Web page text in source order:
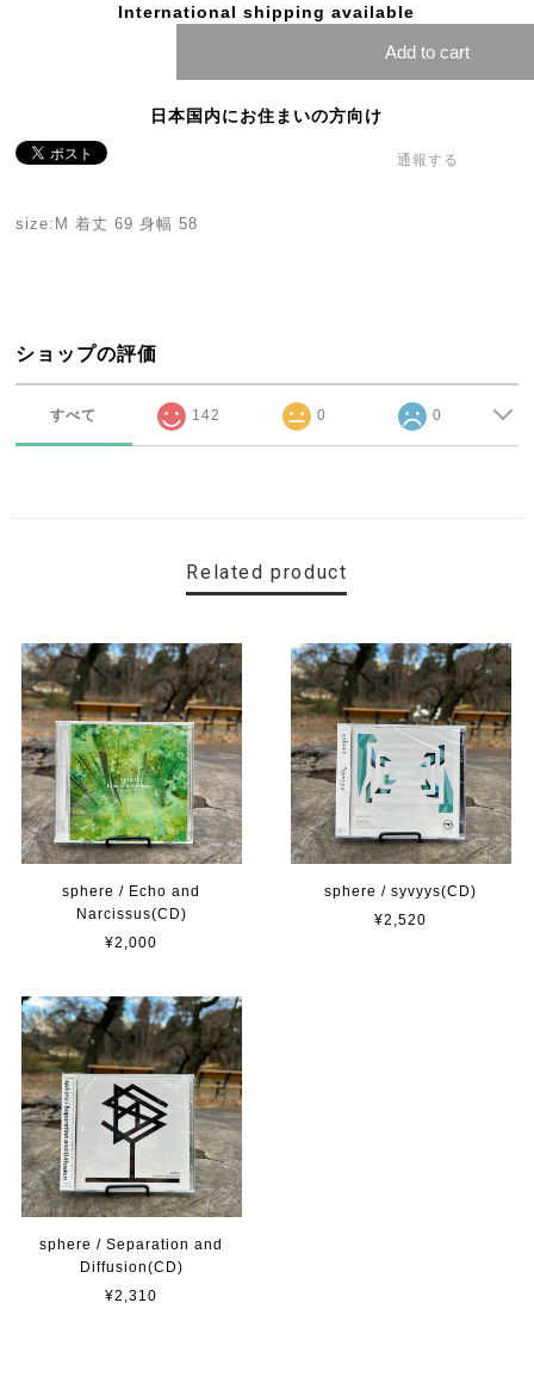
International shipping available
Add to cart
日本国内にお住まいの方向け
通報する
size:M 着丈 69 身幅 58
ショップの評価
すべて 142 0 0
Related product
sphere / Echo and
Narcissus(CD)
¥2,000
sphere / syvyys(CD)
¥2,520
sphere / Separation and
Diffusion(CD)
¥2,310